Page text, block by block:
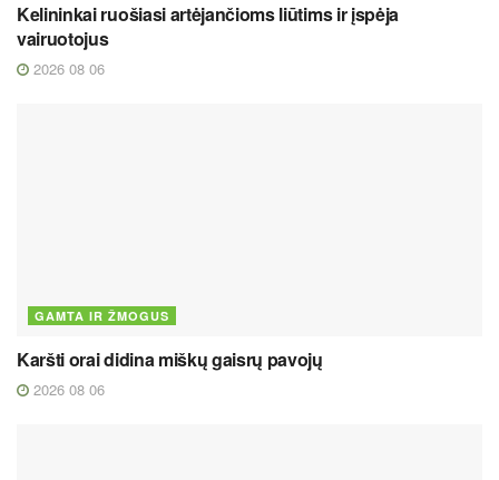
Kelininkai ruošiasi artėjančioms liūtims ir įspėja
vairuotojus
2026 08 06
GAMTA IR ŽMOGUS
Karšti orai didina miškų gaisrų pavojų
2026 08 06